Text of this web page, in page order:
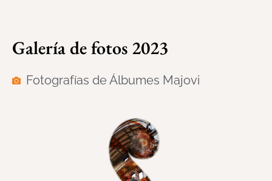
Galería de fotos 2023
Fotografías de Álbumes Majovi